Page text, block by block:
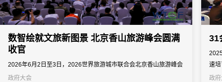
数智绘就文旅新图景 北京香山旅游峰会圆满
收官
2026年6月2日至3日，2026世界旅游城市联合会北京香山旅游峰会
在北京成功举办。
政府大会
31
速
作
政